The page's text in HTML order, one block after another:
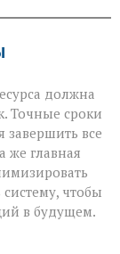
должна
Точные сроки
завершить все
же главная
чтобы
в будущем.